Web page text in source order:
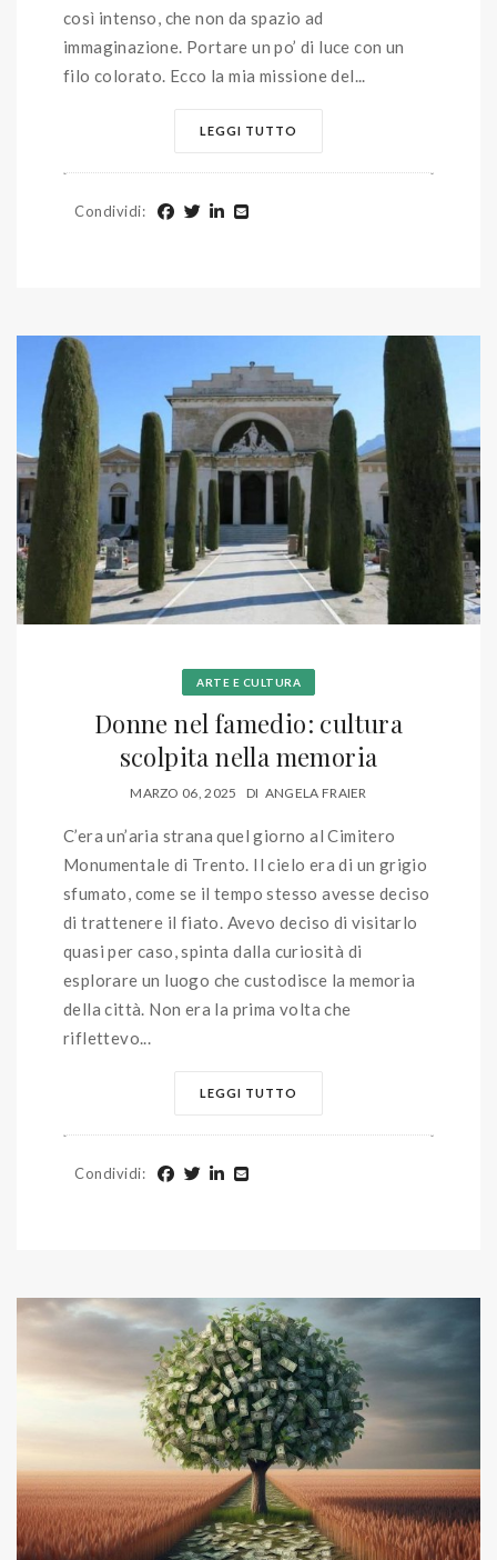
così intenso, che non da spazio ad
immaginazione. Portare un po’ di luce con un
filo colorato. Ecco la mia missione del...
LEGGI TUTTO
Condividi:
ARTE E CULTURA
Donne nel famedio: cultura
scolpita nella memoria
MARZO 06, 2025 DI ANGELA FRAIER
C’era un’aria strana quel giorno al Cimitero
Monumentale di Trento. Il cielo era di un grigio
sfumato, come se il tempo stesso avesse deciso
di trattenere il fiato. Avevo deciso di visitarlo
quasi per caso, spinta dalla curiosità di
esplorare un luogo che custodisce la memoria
della città. Non era la prima volta che
riflettevo...
LEGGI TUTTO
Condividi: